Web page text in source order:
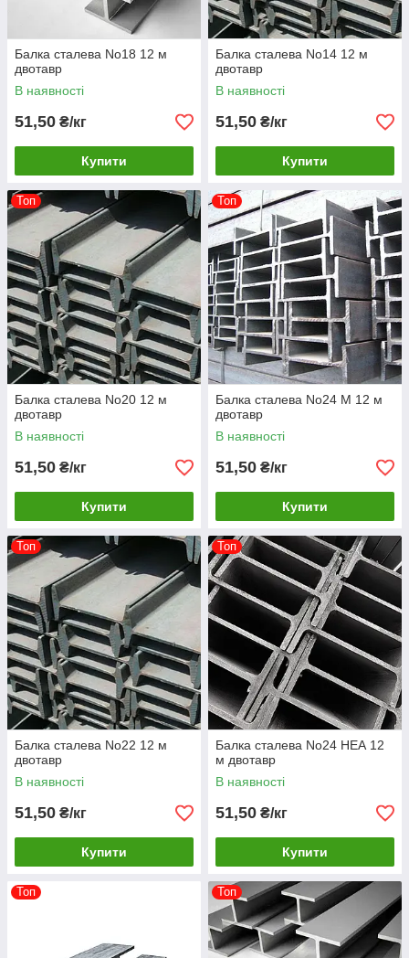
Балка сталева No18 12 м
двотавр
В наявності
51,50 ₴/кг
Купити
Балка сталева No14 12 м
двотавр
В наявності
51,50 ₴/кг
Купити
Топ
Балка сталева No20 12 м
двотавр
В наявності
51,50 ₴/кг
Купити
Топ
Балка сталева No24 М 12 м
двотавр
В наявності
51,50 ₴/кг
Купити
Топ
Балка сталева No22 12 м
двотавр
В наявності
51,50 ₴/кг
Купити
Топ
Балка сталева No24 НЕА 12
м двотавр
В наявності
51,50 ₴/кг
Купити
Топ Топ